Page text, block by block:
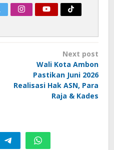
Next post
Wali Kota Ambon
Pastikan Juni 2026
Realisasi Hak ASN, Para
Raja & Kades